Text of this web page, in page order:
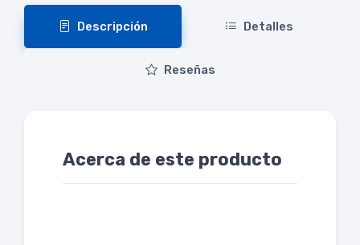
Descripción Detalles
Reseñas
Acerca de este producto